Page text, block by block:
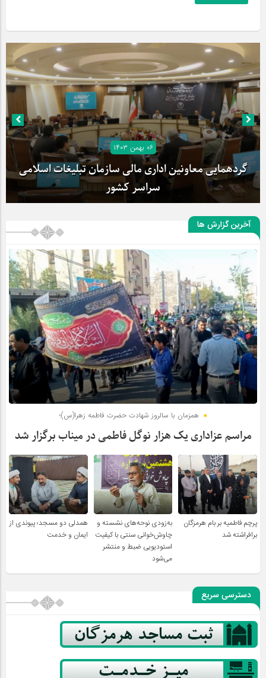
۰۶ بهمن ۱۴۰۳
گردهمایی معاونین اداری مالی سازمان تبلیغات اسلامی
سراسر کشور
آخرین گزارش ها
همزمان با سالروز شهادت حضرت فاطمه زهرا(س)؛
مراسم عزاداری یک هزار نوگل فاطمی در میناب برگزار شد
پرچم فاطمیه بر بام هرمزگان
برافراشته شد
به‌زودی نوحه‌های نشسته و
چاوش‌خوانی سنتی با کیفیت
استودیویی ضبط و منتشر
می‌شود
همدلی دو مسجد؛ پیوندی از
ایمان و خدمت
دسترسی سریع